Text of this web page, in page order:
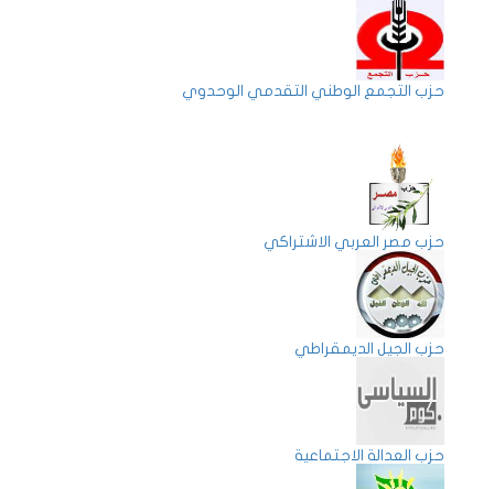
حزب التجمع الوطني التقدمي الوحدوي
حزب مصر العربي الاشتراكي
حزب الجيل الديمقراطي
حزب العدالة الاجتماعية